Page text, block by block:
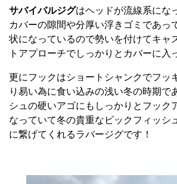
サバイバルジグはヘッドが流線系にな
カバーの隙間や分厚い浮きゴミであっ
状になっているので勢いを付けてキャ
トアプローチでしっかりとカバーに入
更にフックはショートシャンクでフッ
り易い為に食い込みの浅い冬の時期で
シュの硬いアゴにもしっかりとフック
なっていて冬の貴重なビックフィッシ
に繋げてくれるラバージグです！